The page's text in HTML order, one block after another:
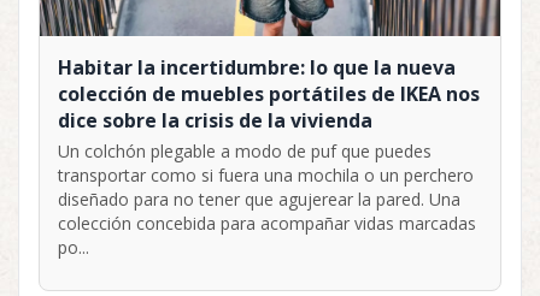
Habitar la incertidumbre: lo que la nueva
colección de muebles portátiles de IKEA nos
dice sobre la crisis de la vivienda
Un colchón plegable a modo de puf que puedes
transportar como si fuera una mochila o un perchero
diseñado para no tener que agujerear la pared. Una
colección concebida para acompañar vidas marcadas
po...